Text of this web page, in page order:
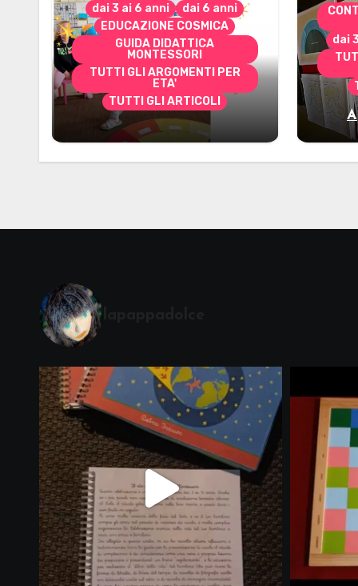
dai 3 ai 6 anni
dai 6 anni
EDUCAZIONE COSMICA
GUIDA DIDATTICA
MONTESSORI
TUTTI GLI ARGOMENTI PER
ETA'
TUTTI GLI ARTICOLI
Alcuni materiali per
accompagnare la
Cerimonia del Sole
dai